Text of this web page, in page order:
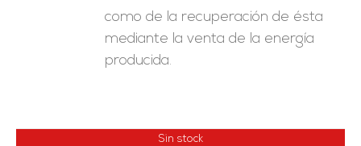
como de la recuperación de ésta
mediante la venta de la energía
producida.
Sin stock